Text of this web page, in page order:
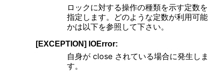
ロックに対する操作の種類を示す定数を
指定します。どのような定数が利用可能
かは以下を参照して下さい。
[EXCEPTION] IOError:
自身が close されている場合に発生しま
す。